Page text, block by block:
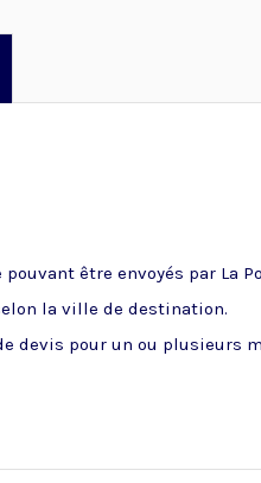
être envoyés par La
la ville de destination.
devis pour un ou plusieurs